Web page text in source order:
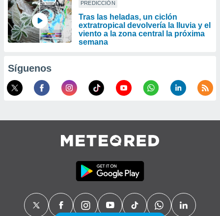
PREDICCIÓN
Tras las heladas, un ciclón
extratropical devolvería la lluvia y el
viento a la zona central la próxima
semana
Síguenos